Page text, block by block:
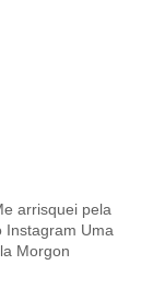
arrisquei pela
Instagram Uma
Morgon